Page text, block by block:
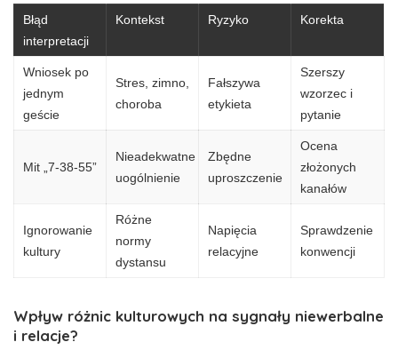
Błąd
interpretacji
Kontekst Ryzyko Korekta
Wniosek po
jednym
geście
Stres, zimno,
choroba
Fałszywa
etykieta
Szerszy
wzorzec i
pytanie
Mit „7-38-55”
Nieadekwatne
uogólnienie
Zbędne
uproszczenie
Ocena
złożonych
kanałów
Ignorowanie
kultury
Różne
normy
dystansu
Napięcia
relacyjne
Sprawdzenie
konwencji
Wpływ różnic kulturowych na sygnały niewerbalne
i relacje?